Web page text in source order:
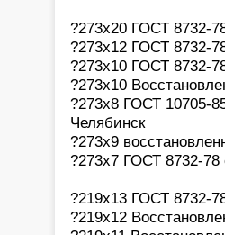
?273х20 ГОСТ 8732-
?273х12 ГОСТ 8732-
?273х10 ГОСТ 8732-
?273х10
?273х8 ГОСТ 10705-
Челябинск
?273х9
?273х7 ГОСТ 8732-78
?219х13 ГОСТ 8732-
?219х12